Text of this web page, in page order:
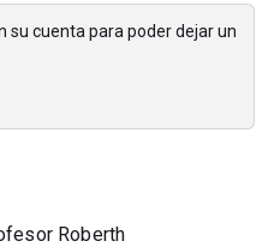
su cuenta para poder dejar un
Roberth